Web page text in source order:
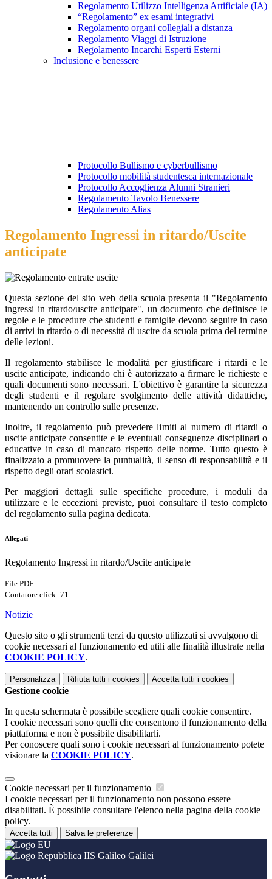
Regolamento Utilizzo Intelligenza Artificiale (IA)
“Regolamento” ex esami integrativi
Regolamento organi collegiali a distanza
Regolamento Viaggi di Istruzione
Regolamento Incarchi Esperti Esterni
Inclusione e benessere
Protocollo Bullismo e cyberbullismo
Protocollo mobilità studentesca internazionale
Protocollo Accoglienza Alunni Stranieri
Regolamento Tavolo Benessere
Regolamento Alias
Regolamento Ingressi in ritardo/Uscite
anticipate
Questa sezione del sito web della scuola presenta il "Regolamento
ingressi in ritardo/uscite anticipate", un documento che definisce le
regole e le procedure che studenti e famiglie devono seguire in caso
di arrivi in ritardo o di necessità di uscire da scuola prima del termine
delle lezioni.
Il regolamento stabilisce le modalità per giustificare i ritardi e le
uscite anticipate, indicando chi è autorizzato a firmare le richieste e
quali documenti sono necessari. L'obiettivo è garantire la sicurezza
degli studenti e il regolare svolgimento delle attività didattiche,
mantenendo un controllo sulle presenze.
Inoltre, il regolamento può prevedere limiti al numero di ritardi o
uscite anticipate consentite e le eventuali conseguenze disciplinari o
educative in caso di mancato rispetto delle norme. Tutto questo è
finalizzato a promuovere la puntualità, il senso di responsabilità e il
rispetto degli orari scolastici.
Per maggiori dettagli sulle specifiche procedure, i moduli da
utilizzare e le eccezioni previste, puoi consultare il testo completo
del regolamento sulla pagina dedicata.
Allegati
Regolamento Ingressi in ritardo/Uscite anticipate
File PDF
Contatore click: 71
Notizie
Questo sito o gli strumenti terzi da questo utilizzati si avvalgono di
cookie necessari al funzionamento ed utili alle finalità illustrate nella
COOKIE POLICY.
Personalizza Rifiuta tutti i cookies Accetta tutti i cookies
Gestione cookie
In questa schermata è possibile scegliere quali cookie consentire.
I cookie necessari sono quelli che consentono il funzionamento della
piattaforma e non è possibile disabilitarli.
Per conoscere quali sono i cookie necessari al funzionamento potete
visionare la COOKIE POLICY.
Cookie necessari per il funzionamento
I cookie necessari per il funzionamento non possono essere
disabilitati. È possibile consultare l'elenco nella pagina della cookie
policy.
Accetta tutti Salva le preferenze
IIS Galileo Galilei